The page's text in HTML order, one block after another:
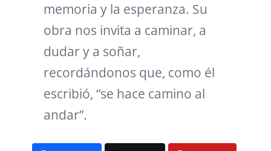
memoria y la esperanza. Su
obra nos invita a caminar, a
dudar y a soñar,
recordándonos que, como él
escribió, “se hace camino al
andar”.